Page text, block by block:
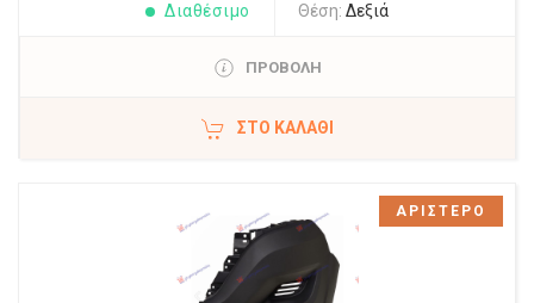
Διαθέσιμο Θέση: Δεξιά
ΠΡΟΒΟΛΗ
ΣΤΟ ΚΑΛΆΘΙ
ΑΡΙΣΤΕΡΟ